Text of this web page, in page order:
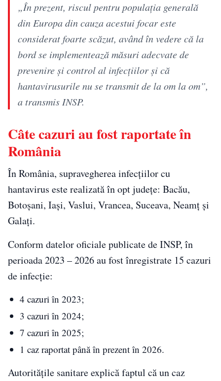
„În prezent, riscul pentru populația generală
din Europa din cauza acestui focar este
considerat foarte scăzut, având în vedere că la
bord se implementează măsuri adecvate de
prevenire și control al infecțiilor și că
hantavirusurile nu se transmit de la om la om”,
a transmis INSP.
Câte cazuri au fost raportate în
România
În România, supravegherea infecțiilor cu
hantavirus este realizată în opt județe: Bacău,
Botoșani, Iași, Vaslui, Vrancea, Suceava, Neamț și
Galați.
Conform datelor oficiale publicate de INSP, în
perioada 2023 – 2026 au fost înregistrate 15 cazuri
de infecție:
4 cazuri în 2023;
3 cazuri în 2024;
7 cazuri în 2025;
1 caz raportat până în prezent în 2026.
Autoritățile sanitare explică faptul că un caz